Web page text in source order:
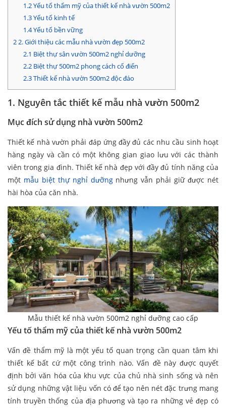
1.2Yếu tố thẩm mỹ của thiết kế nhà vườn 500m2
1.3Yếu tố kinh tế
1.4Yếu tố bền vững
22. Giới thiệu các mẫu nhà vườn đẹp 500m2
2.1 Biệt thự sân vườn 500m2 nghỉ dưỡng
2.2Biệt thự 500m2 phong cách cổ điển
2.3Thiết kế nhà vườn 500m2 độc đáo
1. Nguyên tắc thiết kế mẫu nhà vườn 500m2
Mục đích sử dụng nhà vườn 500m2
Thiết kế nhà vườn phải đáp ứng đầy đủ các nhu cầu sinh hoạt
hàng ngày và cần có một không gian giao lưu với các thành
viên trong gia đình. Thiết kế nhà đẹp với đầy đủ tính năng của
một mẫu biệt thự nghỉ dưỡngnhưng vẫn phải giữ được nét
hài hòa của căn nhà.
Mẫu thiết kế nhà vườn 500m2 nghỉ dưỡng cao cấp
Yếu tố thẩm mỹ của thiết kế nhà vườn 500m2
Vấn đề thẩm mỹ là một yếu tố quan trọng cần quan tâm khi
thiết kế bất cứ một công trình nào. Vấn đề này được quyết
định bởi văn hóa của khu vực của chủ nhà sinh sống và nên
sử dụng những vật liệu vốn có để tạo nên nét đặc trưng mang
tính truyền thống của địa phương và tạo ra những vẻ đẹp có